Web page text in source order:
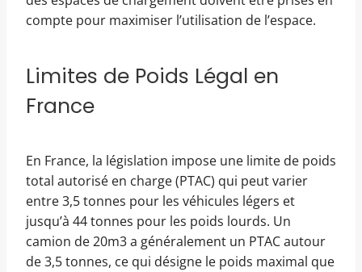
compte pour maximiser l’utilisation de l’espace.
Limites de Poids Légal en
France
En France, la législation impose une limite de poids
total autorisé en charge (PTAC) qui peut varier
entre 3,5 tonnes pour les véhicules légers et
jusqu’à 44 tonnes pour les poids lourds. Un
camion de 20m3 a généralement un PTAC autour
de 3,5 tonnes, ce qui désigne le poids maximal que